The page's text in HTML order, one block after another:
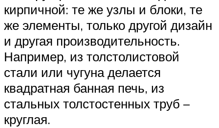
кирпичной: те же узлы и блоки, те
же элементы, только другой дизайн
и другая производительность.
Например, из толстолистовой
стали или чугуна делается
квадратная банная печь, из
стальных толстостенных труб –
круглая.